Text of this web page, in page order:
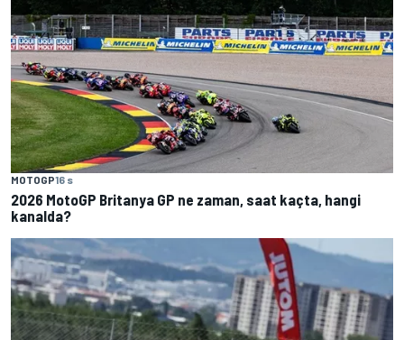
MOTOGP16 s
2026 MotoGP Britanya GP ne zaman, saat kaçta, hangi
kanalda?